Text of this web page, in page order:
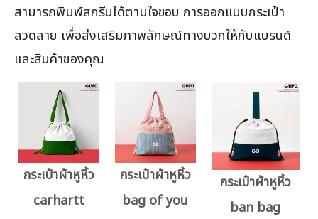
สามารถพิมพ์สกรีนได้ตามใจชอบ การออกแบบกระเป๋า
ลวดลาย เพื่อส่งเสริมภาพลักษณ์ทางบวกให้กับแบรนด์
และสินค้าของคุณ
กระเป๋าผ้าหูหิ้ว
carhartt
กระเป๋าผ้าหูหิ้ว
bag of you
กระเป๋าผ้าหูหิ้ว
ban bag